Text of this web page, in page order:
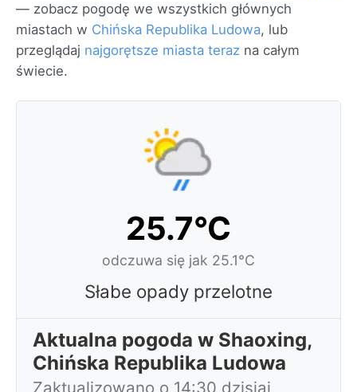
— zobacz pogodę we wszystkich głównych
miastach w Chińska Republika Ludowa, lub
przeglądaj najgorętsze miasta teraz na całym
świecie.
25.7°C
odczuwa się jak 25.1°C
Słabe opady przelotne
Aktualna pogoda w Shaoxing,
Chińska Republika Ludowa
Zaktualizowano o 14:30 dzisiaj